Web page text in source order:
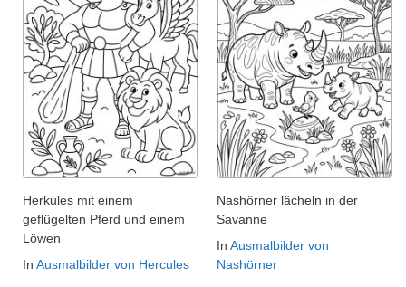
Herkules mit einem
geflügelten Pferd und einem
Löwen
In Ausmalbilder von Hercules
Nashörner lächeln in der
Savanne
In Ausmalbilder von
Nashörner